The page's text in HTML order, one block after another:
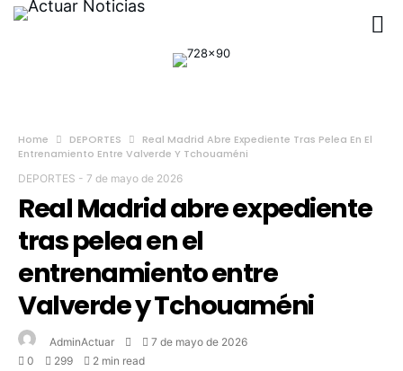
Home DEPORTES
Real Madrid Abre Expediente Tras Pelea En El
Entrenamiento Entre Valverde Y Tchouaméni
DEPORTES - 7 de mayo de 2026
Real Madrid abre expediente
tras pelea en el
entrenamiento entre
Valverde y Tchouaméni
AdminActuar
7 de mayo de 2026
0
299 2 min read